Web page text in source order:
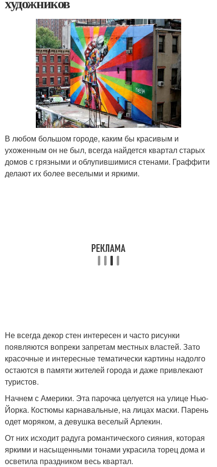
В любом большом городе, каким бы красивым и
ухоженным он не был, всегда найдется квартал старых
домов с грязными и облупившимися стенами. Граффити
делают их более веселыми и яркими.
Не всегда декор стен интересен и часто рисунки
появляются вопреки запретам местных властей. Зато
красочные и интересные тематически картины надолго
остаются в памяти жителей города и даже привлекают
туристов.
Начнем с Америки. Эта парочка целуется на улице Нью-
Йорка. Костюмы карнавальные, на лицах маски. Парень
одет моряком, а девушка веселый Арлекин.
От них исходит радуга романтического сияния, которая
яркими и насыщенными тонами украсила торец дома и
осветила праздником весь квартал.